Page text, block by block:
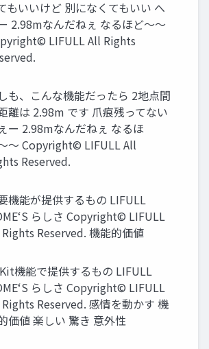
もいいけど 別になくてもいい へ
2.98mなんだねぇ なるほど〜〜
LIFULL All Rights
も、こんな機能だったら 2地点間
離は 2.98m です 爪痕残ってない
ー 2.98mなんだねぇ なるほ
〜 Copyright© LIFULL All
Reserved.
機能が提供するもの LIFULL
らしさ Copyright© LIFULL
Reserved. 機能的価値
機能で提供するもの LIFULL
らしさ Copyright© LIFULL
Reserved. 感情を動かす 機
価値 楽しい 驚き 意外性